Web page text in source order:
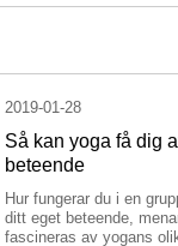
2019-01-28
Så kan yoga få dig
beteende
Hur fungerar du i en
ditt eget beteende,
fascineras av yogans